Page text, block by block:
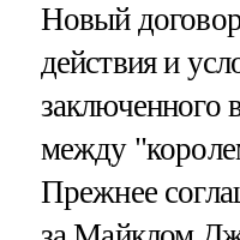
Новый
действия и
заключенного
между
Прежнее